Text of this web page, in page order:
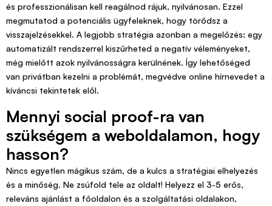
és professzionálisan kell reagálnod rájuk, nyilvánosan. Ezzel
megmutatod a potenciális ügyfeleknek, hogy törődsz a
visszajelzésekkel. A legjobb stratégia azonban a megelőzés: egy
automatizált rendszerrel kiszűrheted a negatív véleményeket,
még mielőtt azok nyilvánosságra kerülnének. Így lehetőséged
van privátban kezelni a problémát, megvédve online hírnevedet a
kíváncsi tekintetek elől.
Mennyi social proof-ra van
szükségem a weboldalamon, hogy
hasson?
Nincs egyetlen mágikus szám, de a kulcs a stratégiai elhelyezés
és a minőség. Ne zsúfold tele az oldalt! Helyezz el 3-5 erős,
releváns ajánlást a főoldalon és a szolgáltatási oldalakon,